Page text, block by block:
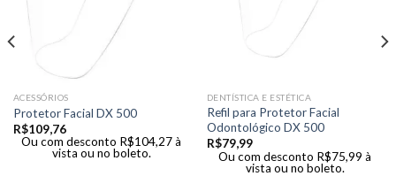
ACESSÓRIOS
Protetor Facial DX 500
R$109,76
Ou com desconto R$104,27à
vista ou no boleto.
DENTÍSTICA E ESTÉTICA
Refil para Protetor Facial
Odontológico DX 500
R$79,99
Ou com desconto R$75,99 à
vista ou no boleto.